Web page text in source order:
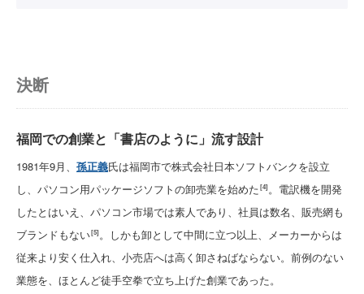
決断
福岡での創業と「書店のように」流す設計
1981年9月、 孫正義氏は福岡市で株式会社日本ソフトバンクを設立
し、パソコン用パッケージソフトの卸売業を始めた[4]。電訳機を開発
したとはいえ、パソコン市場では素人であり、社員は数名、販売網も
ブランドもない[5]。しかも卸として中間に立つ以上、メーカーからは
従来より安く仕入れ、小売店へは高く卸さねばならない。前例のない
業態を、ほとんど徒手空拳で立ち上げた創業であった。